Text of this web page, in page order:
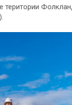
територии